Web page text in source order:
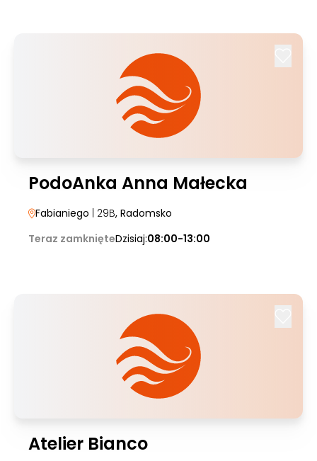
PodoAnka Anna Małecka
Fabianiego | 29B, Radomsko
Teraz zamknięteDzisiaj:08:00-13:00
Atelier Bianco